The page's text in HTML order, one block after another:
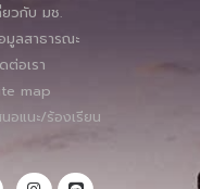
ยวกับ มช.
มูลสาธารณะ
ต่อเรา
map
นอแนะ/ร้องเรียน